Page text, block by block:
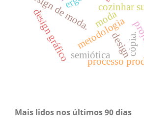
metodologia
design de moda.
design
cozinhar
cópia.
design gráfico processo
moda
semiótica
Mais lidos nos últimos 90 dias